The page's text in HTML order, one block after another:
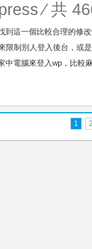
⁄ 共
到這一個比較合理的修
限制別人登入後台，或
中電腦來登入wp，比較
1